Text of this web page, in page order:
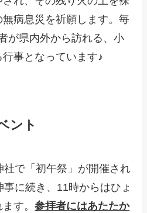
病息災を祈願します。毎
が県内外から訪れる、小
事となっています♪
ント
社で「初午祭」が開催され
に続き、11時からはひょ
ます。参拝者にはあたたか